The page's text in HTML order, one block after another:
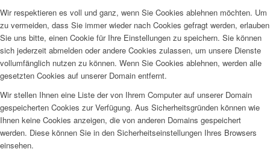
Wir respektieren es voll und ganz, wenn Sie Cookies ablehnen möchten. Um
zu vermeiden, dass Sie immer wieder nach Cookies gefragt werden, erlauben
Sie uns bitte, einen Cookie für Ihre Einstellungen zu speichern. Sie können
sich jederzeit abmelden oder andere Cookies zulassen, um unsere Dienste
vollumfänglich nutzen zu können. Wenn Sie Cookies ablehnen, werden alle
gesetzten Cookies auf unserer Domain entfernt.
Wir stellen Ihnen eine Liste der von Ihrem Computer auf unserer Domain
gespeicherten Cookies zur Verfügung. Aus Sicherheitsgründen können wie
Ihnen keine Cookies anzeigen, die von anderen Domains gespeichert
werden. Diese können Sie in den Sicherheitseinstellungen Ihres Browsers
einsehen.